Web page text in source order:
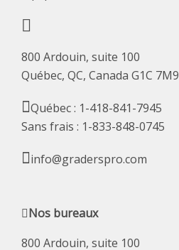
800 Ardouin, suite 100
Québec, QC, Canada G1C 7M9
Québec : 1-418-841-7945
Sans frais : 1-833-848-0745
info@graderspro.com
Nos bureaux
800 Ardouin, suite 100